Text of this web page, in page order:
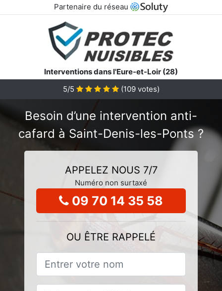
Partenaire du réseau
Interventions dans l'Eure-et-Loir (28)
5/5
(109votes)
Besoin d’une intervention anti-
cafard à Saint-Denis-les-Ponts ?
APPELEZ NOUS 7/7
Numéro non surtaxé
09 70 14 35 58
OU ÊTRE RAPPELÉ